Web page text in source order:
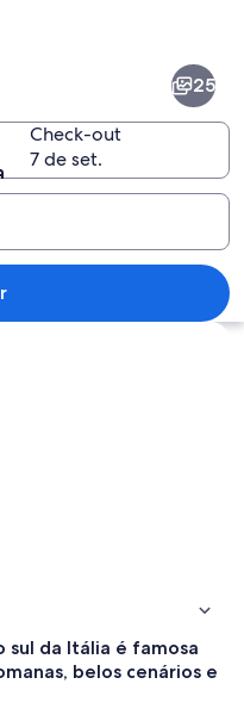
paisagem costeira com duas
25
Check-out
7 de set.
sul da Itália é famosa
belos cenários e